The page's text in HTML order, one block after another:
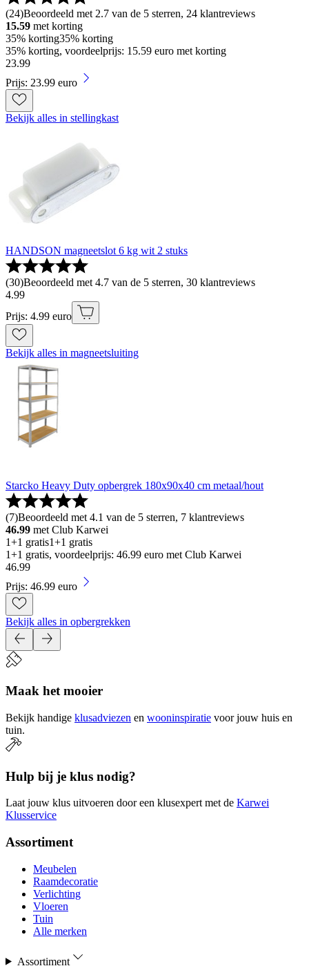
(24)Beoordeeld met 2.7 van de 5 sterren, 24 klantreviews
15.59 met korting
35% korting35% korting
35% korting, voordeelprijs: 15.59 euro met korting
23.99
Prijs: 23.99 euro
Bekijk alles in stellingkast
HANDSON magneetslot 6 kg wit 2 stuks
(30)Beoordeeld met 4.7 van de 5 sterren, 30 klantreviews
4.99
Prijs: 4.99 euro
Bekijk alles in magneetsluiting
Starcko Heavy Duty opbergrek 180x90x40 cm metaal/hout
(7)Beoordeeld met 4.1 van de 5 sterren, 7 klantreviews
46.99 met Club Karwei
1+1 gratis1+1 gratis
1+1 gratis, voordeelprijs: 46.99 euro met Club Karwei
46.99
Prijs: 46.99 euro
Bekijk alles in opbergrekken
Maak het mooier
Bekijk handige klusadviezen en wooninspiratie voor jouw huis en
tuin.
Hulp bij je klus nodig?
Laat jouw klus uitvoeren door een klusexpert met de Karwei
Klusservice
Assortiment
Meubelen
Raamdecoratie
Verlichting
Vloeren
Tuin
Alle merken
Assortiment